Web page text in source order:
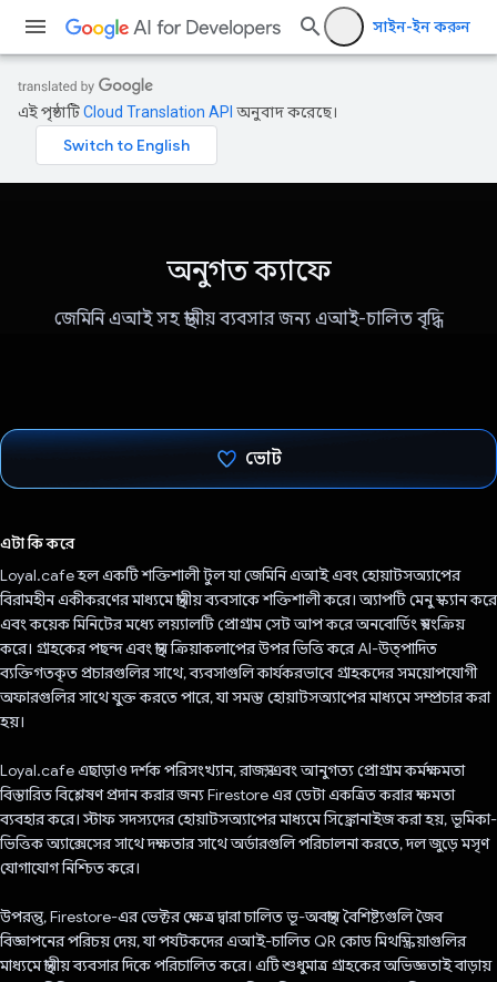
সাইন-ইন করুন
এই পৃষ্ঠাটিCloud Translation API অনুবাদ করেছে।
অনুগত ক্যাফে
জেমিনি এআই সহ স্থানীয় ব্যবসার জন্য এআই-চালিত বৃদ্ধি
ভোট
এটা কি করে
Loyal.cafe হল একটি শক্তিশালী টুল যা জেমিনি এআই এবং হোয়াটসঅ্যাপের
বিরামহীন একীকরণের মাধ্যমে স্থানীয় ব্যবসাকে শক্তিশালী করে। অ্যাপটি মেনু স্ক্যান করে
এবং কয়েক মিনিটের মধ্যে লয়্যালটি প্রোগ্রাম সেট আপ করে অনবোর্ডিং স্বয়ংক্রিয়
করে। গ্রাহকের পছন্দ এবং স্থান ক্রিয়াকলাপের উপর ভিত্তি করে AI-উত্পাদিত
ব্যক্তিগতকৃত প্রচারগুলির সাথে, ব্যবসাগুলি কার্যকরভাবে গ্রাহকদের সময়োপযোগী
অফারগুলির সাথে যুক্ত করতে পারে, যা সমস্ত হোয়াটসঅ্যাপের মাধ্যমে সম্প্রচার করা
হয়।
Loyal.cafe এছাড়াও দর্শক পরিসংখ্যান, রাজস্ব, এবং আনুগত্য প্রোগ্রাম কর্মক্ষমতা
বিস্তারিত বিশ্লেষণ প্রদান করার জন্য Firestore এর ডেটা একত্রিত করার ক্ষমতা
ব্যবহার করে। স্টাফ সদস্যদের হোয়াটসঅ্যাপের মাধ্যমে সিঙ্ক্রোনাইজ করা হয়, ভূমিকা-
ভিত্তিক অ্যাক্সেসের সাথে দক্ষতার সাথে অর্ডারগুলি পরিচালনা করতে, দল জুড়ে মসৃণ
যোগাযোগ নিশ্চিত করে।
উপরন্তু, Firestore-এর ভেক্টর ক্ষেত্র দ্বারা চালিত ভূ-অবস্থান বৈশিষ্ট্যগুলি জৈব
বিজ্ঞাপনের পরিচয় দেয়, যা পর্যটকদের এআই-চালিত QR কোড মিথস্ক্রিয়াগুলির
মাধ্যমে স্থানীয় ব্যবসার দিকে পরিচালিত করে। এটি শুধুমাত্র গ্রাহকের অভিজ্ঞতাই বাড়ায়